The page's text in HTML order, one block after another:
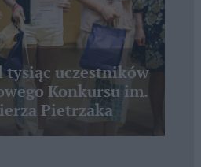
tysiąc uczestników
Konkursu im.
Pietrzaka